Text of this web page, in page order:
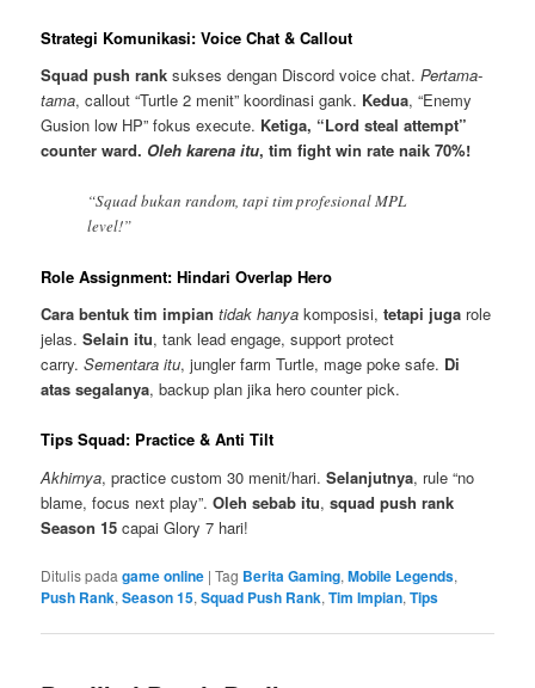
Strategi Komunikasi: Voice Chat & Callout
Squad push rank sukses dengan Discord voice chat.Pertama-
tama, callout “Turtle 2 menit” koordinasi gank. Kedua, “Enemy
Gusion low HP” fokus execute. Ketiga, “Lord steal attempt”
counter ward. Oleh karena itu, tim fight win rate naik 70%!
“Squad bukan random, tapi tim profesional MPL
level!”
Role Assignment: Hindari Overlap Hero
Cara bentuk tim impian tidak hanya komposisi,tetapi juga role
jelas.Selain itu, tank lead engage, support protect
carry.Sementara itu, jungler farm Turtle, mage poke safe. Di
atas segalanya, backup plan jika hero counter pick.
Tips Squad: Practice & Anti Tilt
Akhirnya, practice custom 30 menit/hari.Selanjutnya, rule “no
blame, focus next play”.Oleh sebab itu,squad push rank
Season 15 capai Glory 7 hari!
Ditulis pada game online |Tag Berita Gaming,Mobile Legends,
Push Rank,Season 15,Squad Push Rank,Tim Impian,Tips